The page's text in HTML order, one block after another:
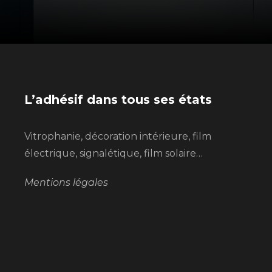
L’adhésif dans tous ses états
Vitrophanie, décoration intérieure, film
électrique, signalétique, film solaire…
Mentions légales